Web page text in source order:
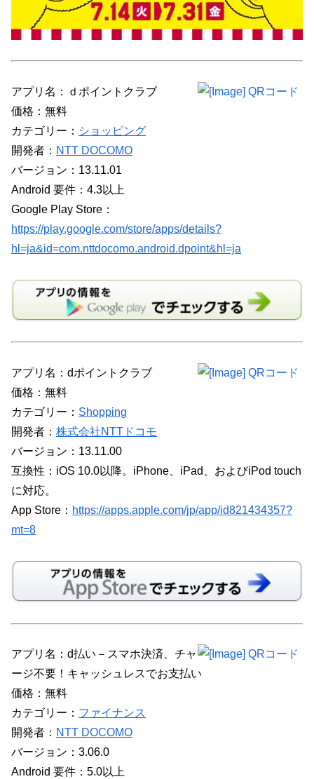
アプリ名：ｄポイントクラブ
価格：無料
カテゴリー： ショッピング
開発者： NTT DOCOMO
バージョン：13.11.01
Android 要件：4.3以上
Google Play Store：
https://play.google.com/store/apps/details?
hl=ja&id=com.nttdocomo.android.dpoint&hl=ja
アプリ名：dポイントクラブ
価格：無料
カテゴリー： Shopping
開発者： 株式会社NTTドコモ
バージョン：13.11.00
互換性：iOS 10.0以降。iPhone、iPad、およびiPod touch
に対応。
App Store： https://apps.apple.com/jp/app/id821434357?
mt=8
アプリ名：d払い－スマホ決済、チャ
ージ不要！キャッシュレスでお支払い
価格：無料
カテゴリー： ファイナンス
開発者： NTT DOCOMO
バージョン：3.06.0
Android 要件：5.0以上